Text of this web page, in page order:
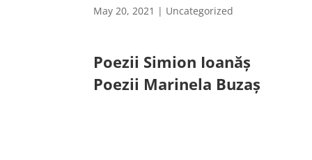
May 20, 2021 | Uncategorized
Poezii Simion Ioanăș
Poezii Marinela Buzaș